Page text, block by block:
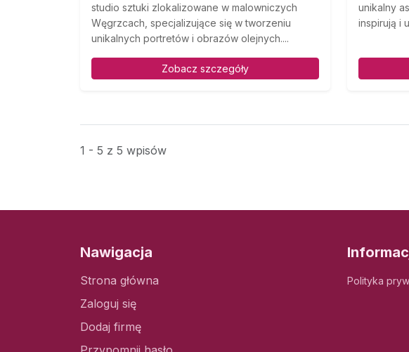
studio sztuki zlokalizowane w malowniczych
Węgrzcach, specjalizujące się w tworzeniu
unikalnych portretów i obrazów olejnych....
Zobacz szczegóły
unikalny
inspirują i
1 - 5 z 5 wpisów
Nawigacja
Strona główna
Zaloguj się
Dodaj firmę
Polityka